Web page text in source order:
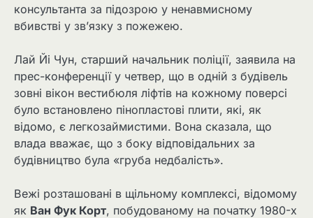
консультанта за підозрою у ненавмисному
вбивстві у зв’язку з пожежею.
Лай Йі Чун, старший начальник поліції, заявила на
прес-конференції у четвер, що в одній з будівель
зовні вікон вестибюля ліфтів на кожному поверсі
було встановлено пінопластові плити, які, як
відомо, є легкозаймистими. Вона сказала, що
влада вважає, що з боку відповідальних за
будівництво була «груба недбалість».
Вежі розташовані в щільному комплексі, відомому
як Ван Фук Корт, побудованому на початку 1980-х